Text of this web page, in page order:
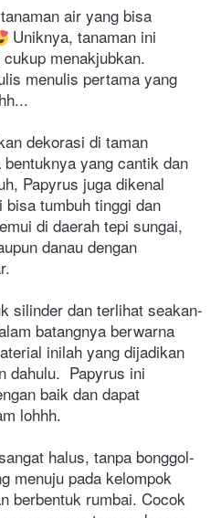
air yang bisa
Uniknya, tanaman ini
menakjubkan.
menulis pertama yang
dekorasi di taman
yang cantik dan
Papyrus juga dikenal
bisa tumbuh tinggi dan
di daerah tepi sungai,
danau dengan
silinder dan terlihat seakan-
batangnya berwarna
inilah yang dijadikan
dahulu.  Papyrus ini
baik dan dapat
lohhh.
halus, tanpa bonggol-
menuju pada kelompok
berbentuk rumbai. Cocok